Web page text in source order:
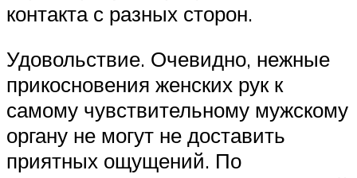
контакта с разных сторон.
Удовольствие. Очевидно, нежные
прикосновения женских рук к
самому чувствительному мужскому
органу не могут не доставить
приятных ощущений. По